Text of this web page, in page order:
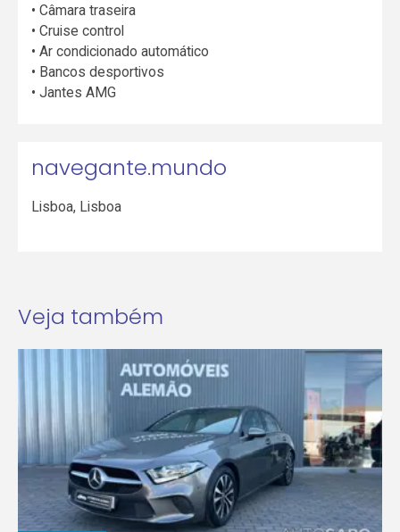
• Câmara traseira
• Cruise control
• Ar condicionado automático
• Bancos desportivos
• Jantes AMG
navegante.mundo
Lisboa, Lisboa
Veja também